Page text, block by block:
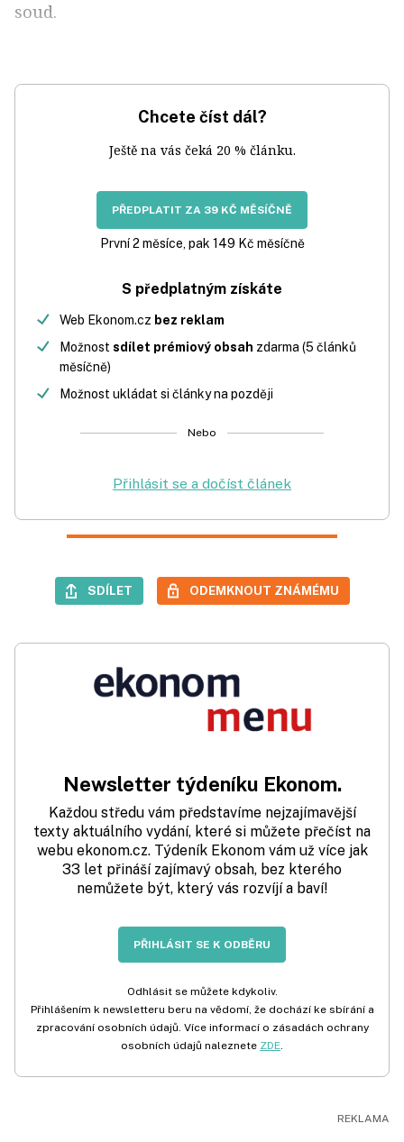
soud.
Chcete číst dál?
Ještě na vás čeká 20 % článku.
PŘEDPLATIT ZA 39 KČ MĚSÍČNĚ
První 2 měsíce, pak 149 Kč měsíčně
S předplatným získáte
Web Ekonom.cz bez reklam
Možnost sdílet prémiový obsah zdarma (5 článků
měsíčně)
Možnost ukládat si články na později
Nebo
Přihlásit se a dočíst článek
SDÍLET ODEMKNOUT ZNÁMÉMU
Newsletter týdeníku Ekonom.
Každou středu vám představíme nejzajímavější
texty aktuálního vydání, které si můžete přečíst na
webu ekonom.cz. Týdeník Ekonom vám už více jak
33 let přináší zajímavý obsah, bez kterého
nemůžete být, který vás rozvíjí a baví!
PŘIHLÁSIT SE K ODBĚRU
Odhlásit se můžete kdykoliv.
Přihlášením k newsletteru beru na vědomí, že dochází ke sbírání a
zpracování osobních údajů. Více informací o zásadách ochrany
osobních údajů naleznete ZDE.